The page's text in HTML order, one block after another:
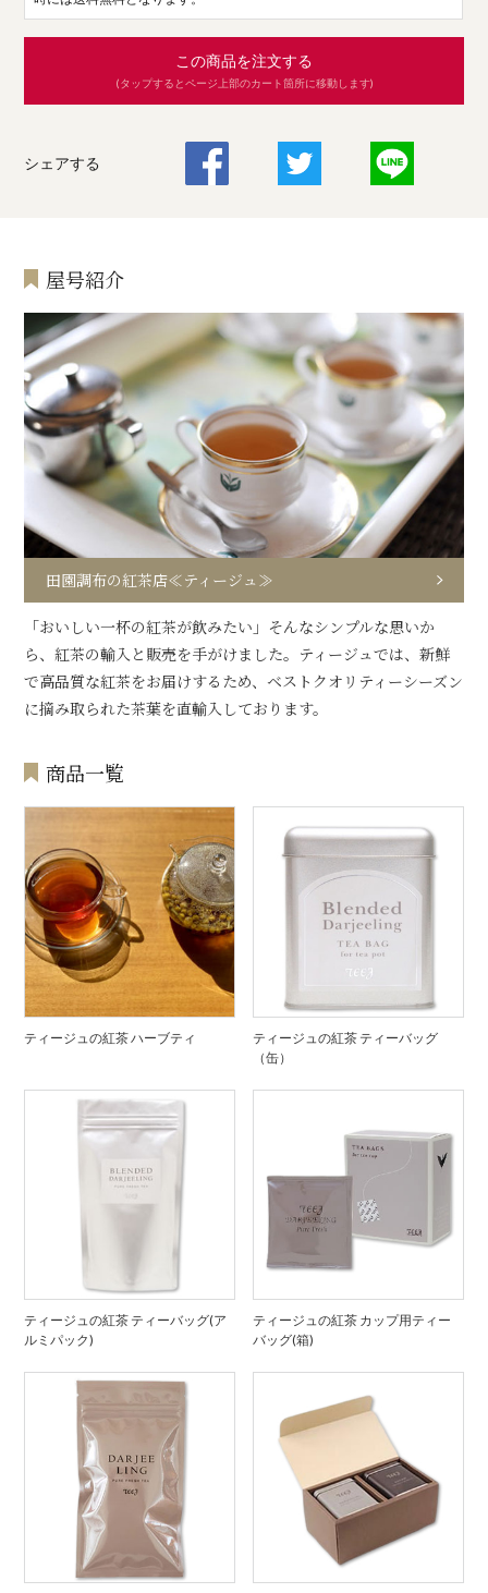
この商品を注文する
(タップするとページ上部のカート箇所に移動します)
シェアする
屋号紹介
田園調布の紅茶店≪ティージュ≫
「おいしい一杯の紅茶が飲みたい」そんなシンプルな思いか
ら、紅茶の輸入と販売を手がけました。ティージュでは、新鮮
で高品質な紅茶をお届けするため、ベストクオリティーシーズン
に摘み取られた茶葉を直輸入しております。
商品一覧
ティージュの紅茶 ハーブティ
ティージュの紅茶 ティーバッグ
（缶）
ティージュの紅茶 ティーバッグ(ア
ルミパック)
ティージュの紅茶 カップ用ティー
バッグ(箱)